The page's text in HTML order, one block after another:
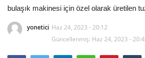
Genel
bulaşık makinesi için özel olarak üretilen
yonetici Haz 24, 2023 - 20:12
Güncellenmiş: Haz 24, 2023 -